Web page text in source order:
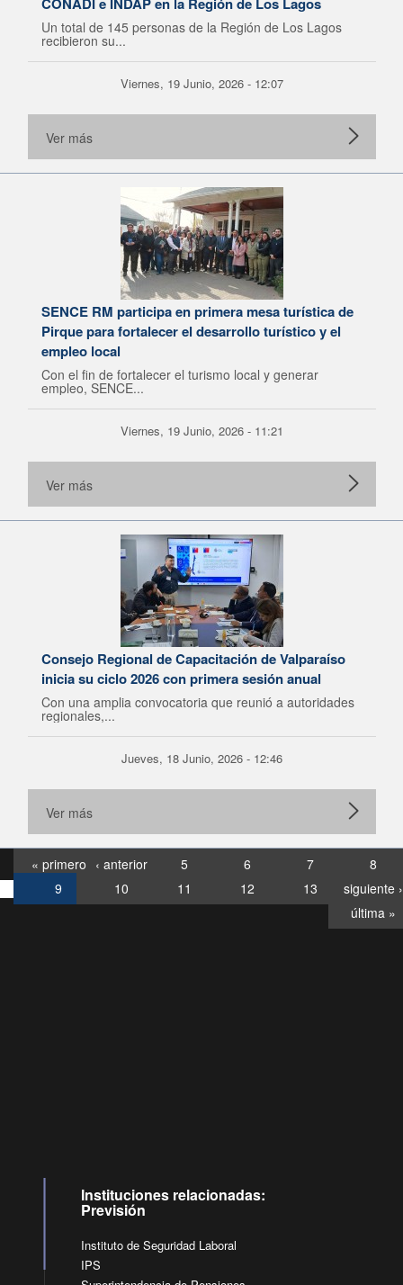
Un total de 145 personas de la Región de Los Lagos
recibieron su...
Viernes, 19 Junio, 2026 - 12:07
Ver más
SENCE RM participa en primera mesa turística de
Pirque para fortalecer el desarrollo turístico y el
empleo local
Con el fin de fortalecer el turismo local y generar
empleo, SENCE...
Viernes, 19 Junio, 2026 - 11:21
Ver más
Consejo Regional de Capacitación de Valparaíso
inicia su ciclo 2026 con primera sesión anual
Con una amplia convocatoria que reunió a autoridades
regionales,...
Jueves, 18 Junio, 2026 - 12:46
Ver más
« primero ‹ anterior 5 6 7
8
9
10 11 12 13
siguiente ›
última »
Instituciones relacionadas:
Previsión
Instituto de Seguridad Laboral
IPS